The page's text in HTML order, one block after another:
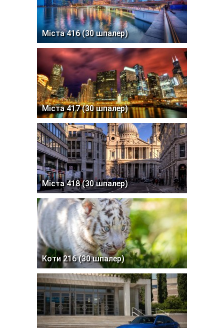
Міста 416 (30 шпалер)
Міста 417 (30 шпалер)
Міста 418 (30 шпалер)
Коти 216 (30 шпалер)